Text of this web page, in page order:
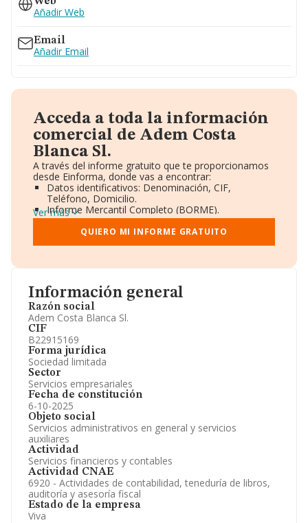
Información general
Razón social
Adem Costa Blanca Sl.
CIF
B22915169
Forma jurídica
Sociedad limitada
Sector
Servicios empresariales
Fecha de constitución
6-10-2025
Objeto social
Servicios administrativos en general y servicios
auxiliares
Actividad
Servicios financieros y contables
Actividad CNAE
6920 - Actividades de contabilidad, teneduría de libros,
auditoría y asesoría fiscal
Estado de la empresa
Viva
Añadir Web
Email
Añadir Email
Acceda a toda la información
comercial de Adem Costa
Blanca Sl.
A través del informe gratuito que te proporcionamos
desde Einforma, donde vas a encontrar:
Datos identificativos: Denominación, CIF,
Teléfono, Domicilio.
Informe Mercantil Completo (BORME).
Gráficos de Evolución Ventas y Empleados.
Consejo de Administración y Administradores.
Directivos y Ejecutivos.
Información oficial y registral complementaria.
Ver más
QUIERO MI INFORME GRATUITO